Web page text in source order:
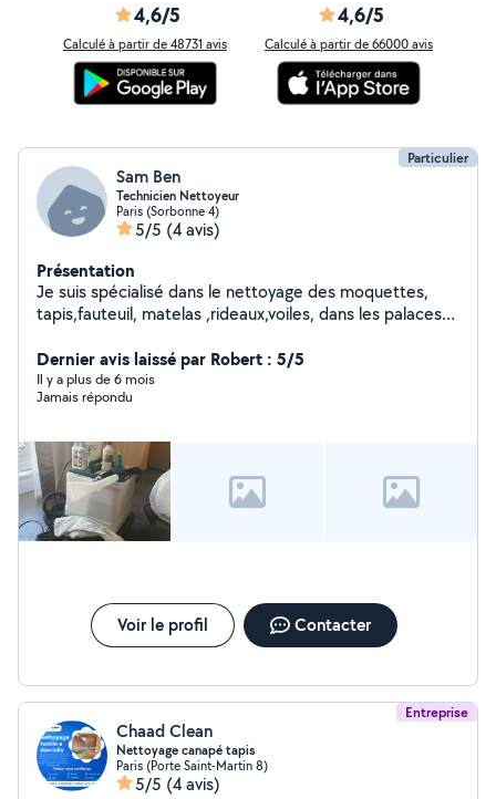
4,6/5
Calculé à partir de 48731 avis
4,6/5
Calculé à partir de 66000 avis
Particulier
Sam Ben
Technicien Nettoyeur
Paris (Sorbonne 4)
5/5 (4 avis)
Présentation
Je suis spécialisé dans le nettoyage des moquettes,
tapis,fauteuil, matelas ,rideaux,voiles, dans les palaces
intérieur des voitures.
Dernier avis laissé par Robert : 5/5
Il y a plus de 6 mois
Jamais répondu
Voir le profil Contacter
Entreprise
Chaad Clean
Nettoyage canapé tapis
Paris (Porte Saint-Martin 8)
5/5 (4 avis)